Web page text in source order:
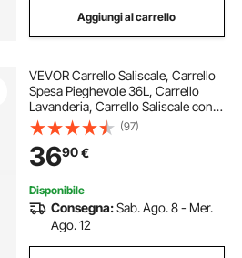
Aggiungi al carrello
VEVOR Carrello Saliscale, Carrello
Spesa Pieghevole 36L, Carrello
Lavanderia, Carrello Saliscale con 6
Ruote e Borsa in Tessuto Oxford,
Carrello Pieghevole per Lavanderia,
Arrampicata Capacità 68 kg
(97)
3690€
Disponibile
Consegna:Sab. Ago. 8 - Mer.
Ago. 12